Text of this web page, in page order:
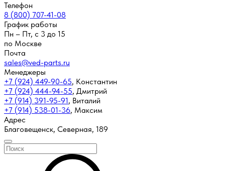
Телефон
8 (800) 707-41-08
График работы
Пн – Пт, с 3 до 15
по Москве
Почта
sales@ved-parts.ru
Менеджеры
+7 (924) 449-90-65, Константин
+7 (924) 444-94-55, Дмитрий
+7 (914) 391-95-91, Виталий
+7 (914) 538-01-36, Максим
Адрес
Благовещенск, Северная, 189